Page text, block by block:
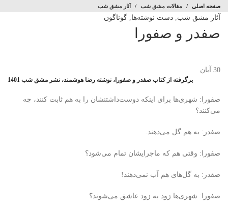
صفحه اصلی مقالات مشق شب آثار مشق شب
آثار مشق شب دست نوشته‌ها گوناگون
صفدر و صفورا
30 آبان
برگرفته از کتاب صفدر و صفورا، نوشته رضا هوشمند، نشر مشق شب 1401
صفورا: شهری‌ها برای اینکه دوست‌داشتنشان را به هم ثابت کنند، چه
می‌کنند؟
صفدر: به هم گل می‌دهند.
صفورا: وقتی هم که ماجرایشان تمام می‌شود؟
صفدر: به گل‌های هم آب نمی‌دهند!
صفورا: شهری‌ها زود به زود عاشق می‌شوند؟